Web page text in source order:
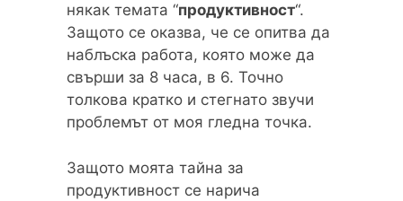
някак темата “продуктивност“.
Защото се оказва, че се опитва да
наблъска работа, която може да
свърши за 8 часа, в 6. Точно
толкова кратко и стегнато звучи
проблемът от моя гледна точка.
Защото моята тайна за
продуктивност се нарича